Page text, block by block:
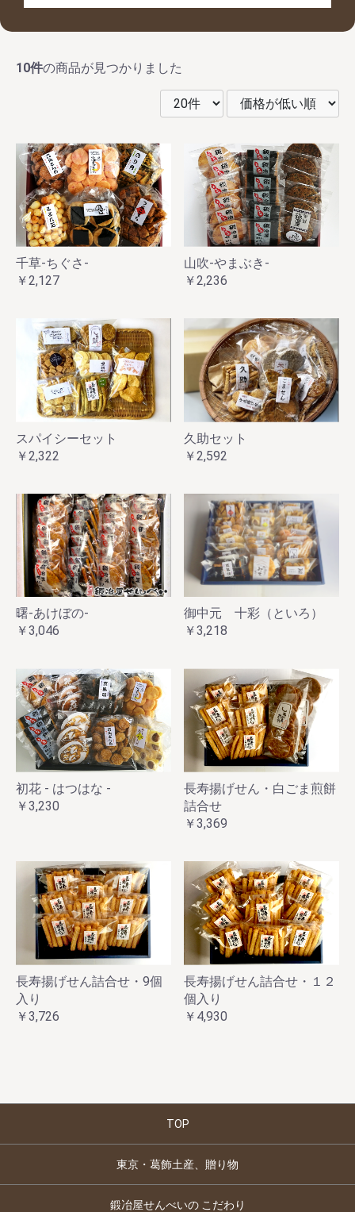
10件の商品が見つかりました
千草‐ちぐさ‐
￥2,127
山吹‐やまぶき‐
￥2,236
スパイシーセット
￥2,322
久助セット
￥2,592
曙‐あけぼの‐
￥3,046
御中元 十彩（といろ）
￥3,218
初花 - はつはな -
￥3,230
長寿揚げせん・白ごま煎餅
詰合せ
￥3,369
長寿揚げせん詰合せ・9個
入り
￥3,726
長寿揚げせん詰合せ・１２
個入り
￥4,930
TOP
東京・葛飾土産、贈り物
鍛冶屋せんべいの こだわり